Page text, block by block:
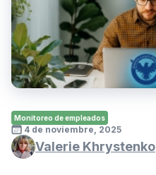
Monitoreo de empleados
4 de noviembre, 2025
Valerie Khrystenko